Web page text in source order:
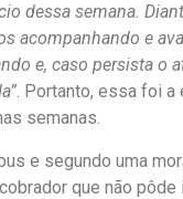
dessa semana.
acompanhando e
e, caso persista o
. Portanto, essa foi a
semanas.
e segundo uma
que não